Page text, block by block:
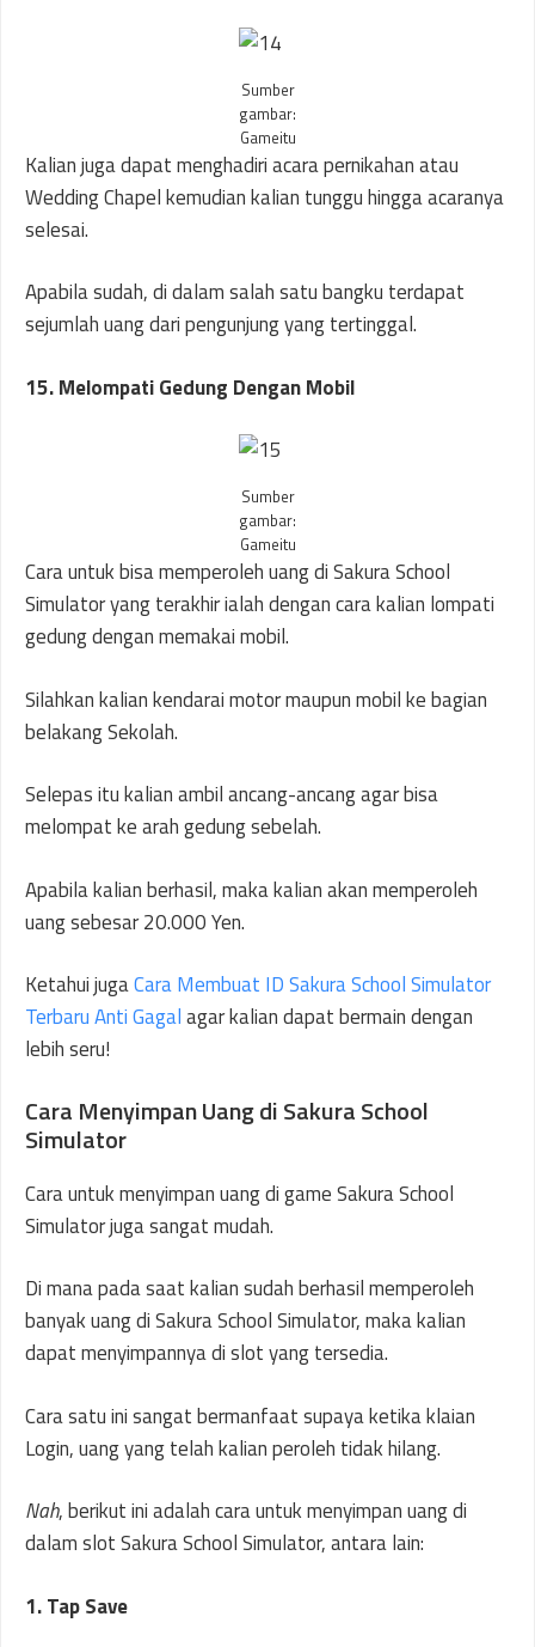
Sumber
gambar:
Gameitu
Kalian juga dapat menghadiri acara pernikahan atau
Wedding Chapel kemudian kalian tunggu hingga acaranya
selesai.
Apabila sudah, di dalam salah satu bangku terdapat
sejumlah uang dari pengunjung yang tertinggal.
15. Melompati Gedung Dengan Mobil
Sumber
gambar:
Gameitu
Cara untuk bisa memperoleh uang di Sakura School
Simulator yang terakhir ialah dengan cara kalian lompati
gedung dengan memakai mobil.
Silahkan kalian kendarai motor maupun mobil ke bagian
belakang Sekolah.
Selepas itu kalian ambil ancang-ancang agar bisa
melompat ke arah gedung sebelah.
Apabila kalian berhasil, maka kalian akan memperoleh
uang sebesar 20.000 Yen.
Ketahui jugaCara Membuat ID Sakura School Simulator
Terbaru Anti Gagalagar kalian dapat bermain dengan
lebih seru!
Cara Menyimpan Uang di Sakura School
Simulator
Cara untuk menyimpan uang di game Sakura School
Simulator juga sangat mudah.
Di mana pada saat kalian sudah berhasil memperoleh
banyak uang di Sakura School Simulator, maka kalian
dapat menyimpannya di slot yang tersedia.
Cara satu ini sangat bermanfaat supaya ketika klaian
Login, uang yang telah kalian peroleh tidak hilang.
Nah, berikut ini adalah cara untuk menyimpan uang di
dalam slot Sakura School Simulator, antara lain:
1. Tap Save